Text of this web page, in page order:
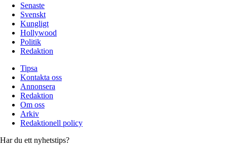
Senaste
Svenskt
Kungligt
Hollywood
Politik
Redaktion
Tipsa
Kontakta oss
Annonsera
Redaktion
Om oss
Arkiv
Redaktionell policy
Har du ett nyhetstips?